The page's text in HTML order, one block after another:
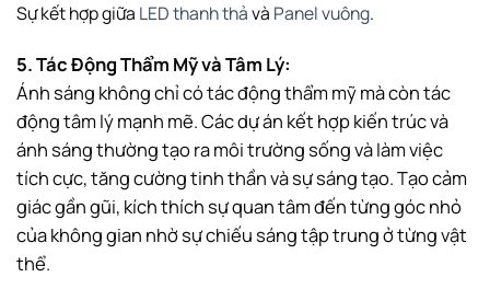
Sự kết hợp giữa LED thanh thảvà Panel vuông.
5. Tác Động Thẩm Mỹ và Tâm Lý:
Ánh sáng không chỉ có tác động thẩm mỹ mà còn tác
động tâm lý mạnh mẽ. Các dự án kết hợp kiến trúc và
ánh sáng thường tạo ra môi trường sống và làm việc
tích cực, tăng cường tinh thần và sự sáng tạo. Tạo cảm
giác gần gũi, kích thích sự quan tâm đến từng góc nhỏ
của không gian nhờ sự chiếu sáng tập trung ở từng vật
thể.